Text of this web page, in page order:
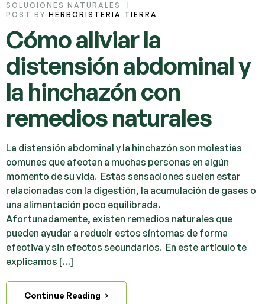
SOLUCIONES NATURALES
POST BY HERBORISTERIA TIERRA
Cómo aliviar la
distensión abdominal y
la hinchazón con
remedios naturales
La distensión abdominal y la hinchazón son molestias
comunes que afectan a muchas personas en algún
momento de su vida. Estas sensaciones suelen estar
relacionadas con la digestión, la acumulación de gases o
una alimentación poco equilibrada.
Afortunadamente, existen remedios naturales que
pueden ayudar a reducir estos síntomas de forma
efectiva y sin efectos secundarios. En este artículo te
explicamos […]
Continue Reading